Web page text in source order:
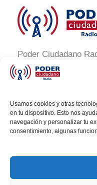
Usamos cookies y otras
en tu dispositivo. Esto nos
navegación y personalizar tu
consentimiento, algunas
Poder Ciudadano
buscan un México
Nuestro compromiso
transformación
veraces y al alcance